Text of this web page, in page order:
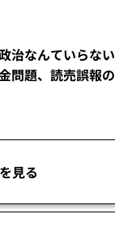
治なんていらな
問題、読売誤報
見る